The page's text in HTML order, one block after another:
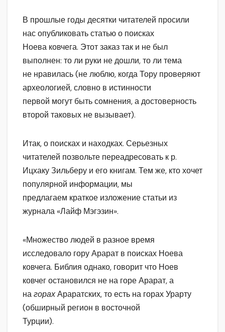
В прошлые годы десятки читателей просили
нас опубликовать статью о поисках
Ноева ковчега. Этот заказ так и не был
выполнен: то ли руки не дошли, то ли тема
не нравилась (не люблю, когда Тору проверяют
археологией, словно в истинности
первой могут быть сомнения, а достоверность
второй таковых не вызывает).
Итак, о поисках и находках. Серьезных
читателей позвольте переадресовать к р.
Ицхаку Зильберу и его книгам. Тем же, кто хочет
популярной информации, мы
предлагаем краткое изложение статьи из
журнала «Лайф Мэгэзин».
«Множество людей в разное время
исследовало гору Арарат в поисках Ноева
ковчега. Библия однако, говорит что Ноев
ковчег остановился не на горе Арарат, а
нагорахАраратских, то есть на горах Урарту
(обширный регион в восточной
Турции).